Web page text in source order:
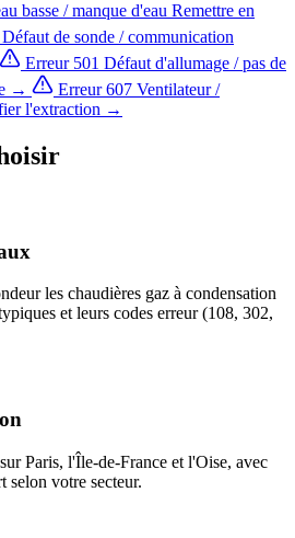
basse / manque d'eau Remettre en
Défaut de sonde / communication
Erreur 501 Défaut d'allumage / pas de
→ Erreur 607 Ventilateur /
l'extraction →
les chaudières gaz à condensation
et leurs codes erreur (108, 302,
Paris, l'Île-de-France et l'Oise, avec
selon votre secteur.